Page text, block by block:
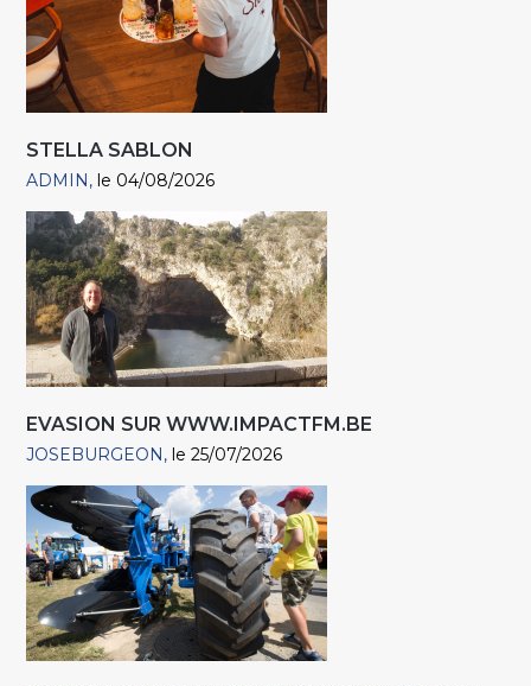
STELLA SABLON
ADMIN le 04/08/2026
EVASION SUR WWW.IMPACTFM.BE
JOSEBURGEON le 25/07/2026